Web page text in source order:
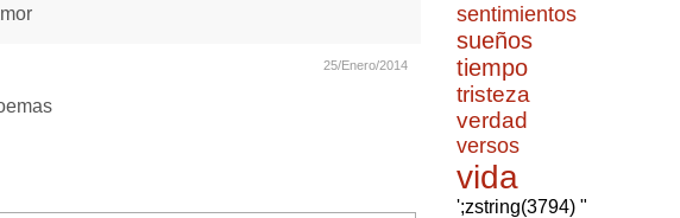
25/Enero/2014
sentimientos
sueños
tiempo
tristeza
verdad
versos
vida
';zstring(3794) "